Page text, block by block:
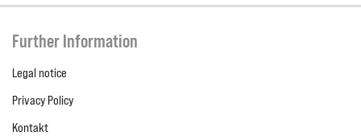
Further Information
Legal notice
Privacy Policy
Kontakt